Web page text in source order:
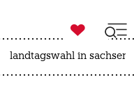

taz zahl ich
landtagswahl in